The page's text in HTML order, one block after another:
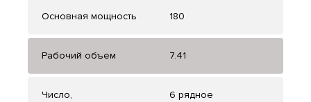
Основная мощность 180
Рабочий объем 7.41
Число,
6 рядное